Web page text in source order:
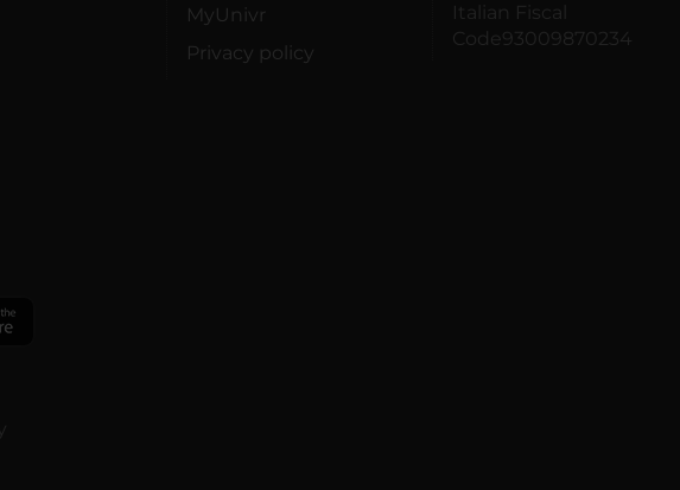
MyUnivr
Privacy policy
Italian Fiscal
Code93009870234